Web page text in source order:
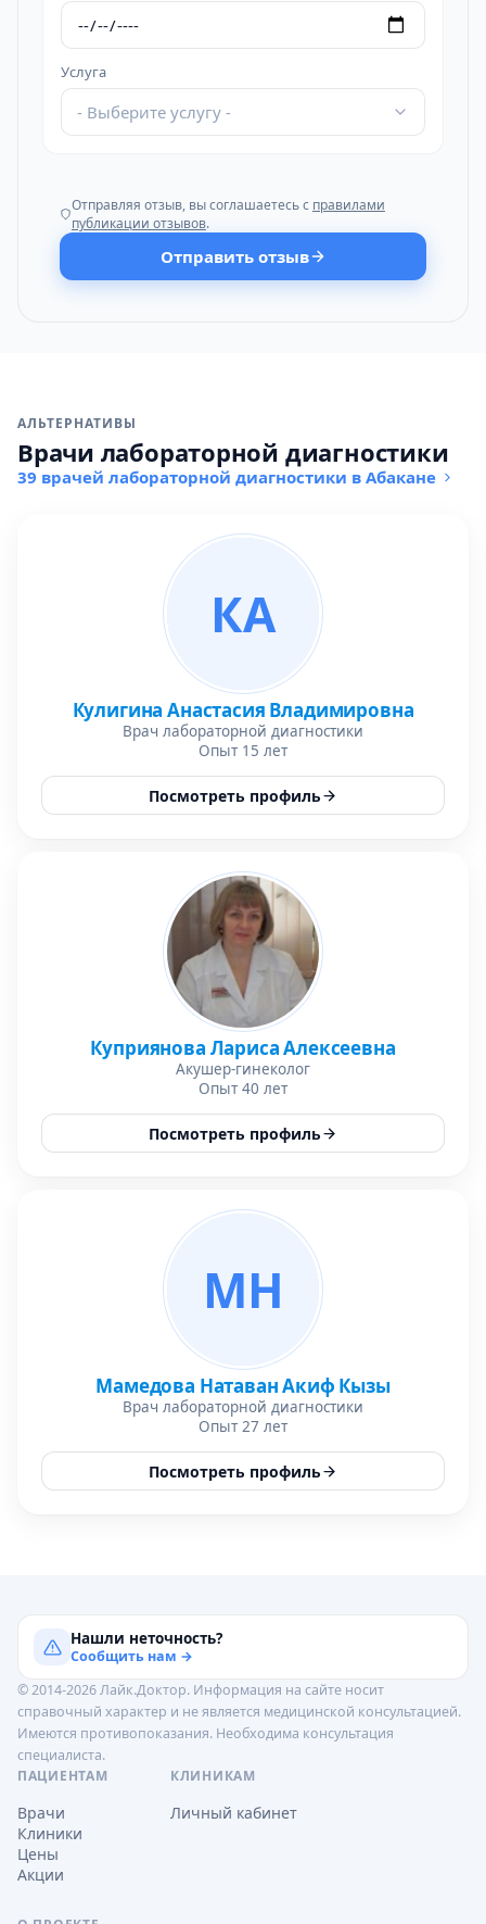
Услуга
- Выберите услугу -
Отправляя отзыв, вы соглашаетесь с правилами
публикации отзывов.
Отправить отзыв
АЛЬТЕРНАТИВЫ
Врачи лабораторной диагностики
39 врачей лабораторной диагностики в Абакане
КА
Кулигина Анастасия Владимировна
Врач лабораторной диагностики
Опыт 15 лет
Посмотреть профиль
Куприянова Лариса Алексеевна
Акушер-гинеколог
Опыт 40 лет
Посмотреть профиль
МН
Мамедова Натаван Акиф Кызы
Врач лабораторной диагностики
Опыт 27 лет
Посмотреть профиль
Нашли неточность?
Сообщить нам →
© 2014-2026 Лайк.Доктор. Информация на сайте носит
справочный характер и не является медицинской консультацией.
Имеются противопоказания. Необходима консультация
специалиста.
ПАЦИЕНТАМ
Врачи
Клиники
Цены
Акции
КЛИНИКАМ
Личный кабинет